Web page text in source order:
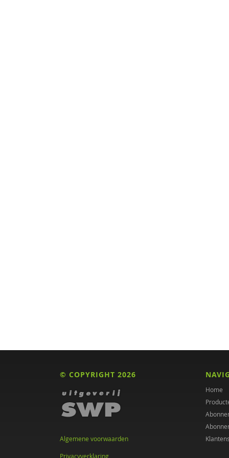
Toine Ketelaars
Gerdie Kienhorst
Bauke Koekkoek
Maria Koelen
© COPYRIGHT 2026
Algemene voorwaarden
Privacyverklaring
Home